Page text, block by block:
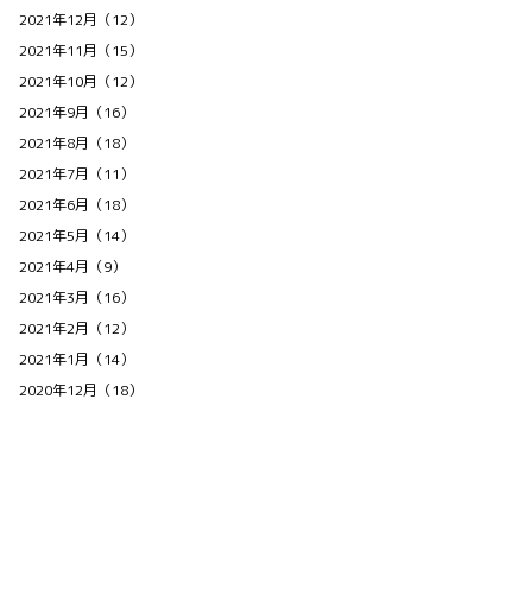
2021年12月（12）
2021年11月（15）
2021年10月（12）
2021年9月（16）
2021年8月（18）
2021年7月（11）
2021年6月（18）
2021年5月（14）
2021年4月（9）
2021年3月（16）
2021年2月（12）
2021年1月（14）
2020年12月（18）